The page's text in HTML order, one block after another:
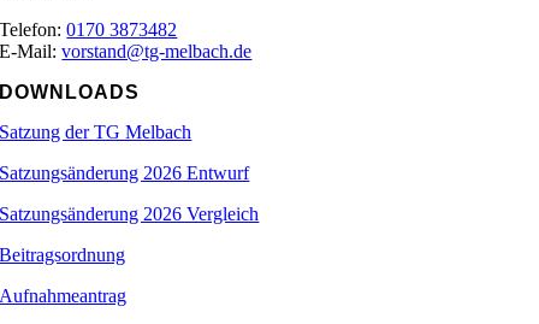
Telefon:0170 3873482
E-Mail:vorstand@tg-melbach.de
DOWNLOADS
Satzung der TG Melbach
Satzungsänderung 2026 Entwurf
Satzungsänderung 2026 Vergleich
Beitragsordnung
Aufnahmeantrag